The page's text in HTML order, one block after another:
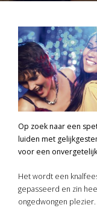
Op zoek naar een
luiden met
voor een
Het wordt een
gepasseerd en zin
ongedwongen plezier.